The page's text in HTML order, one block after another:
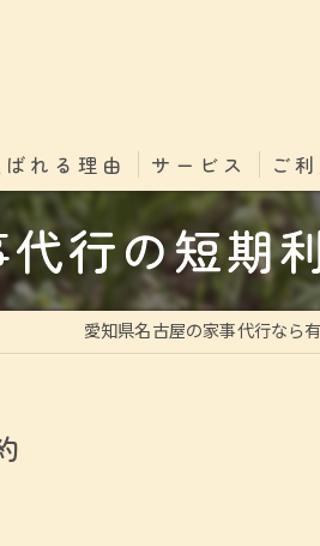
れる理由 サービス ご
代行の短期
愛知県名古屋の家事代行なら